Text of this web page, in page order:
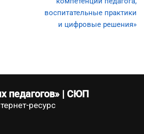
воспитательные практики
и цифровые решения»
педагогов» | СЮП
ресурс